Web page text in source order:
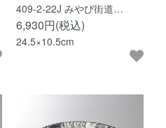
409-2-22J みやび街道…
6,930円(税込)
24.5×10.5cm